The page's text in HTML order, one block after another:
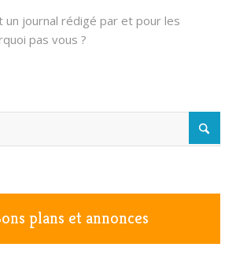
un journal rédigé par et pour les
pas vous ?
plans et annonces